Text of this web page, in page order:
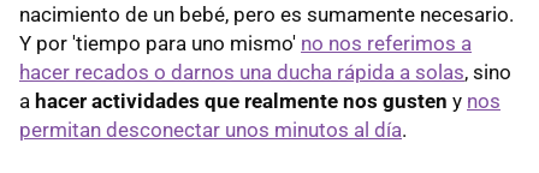
nacimiento de un bebé, pero es sumamente necesario.
Y por 'tiempo para uno mismo' no nos referimos a
hacer recados o darnos una ducha rápida a solas, sino
a hacer actividades que realmente nos gusten y nos
permitan desconectar unos minutos al día.